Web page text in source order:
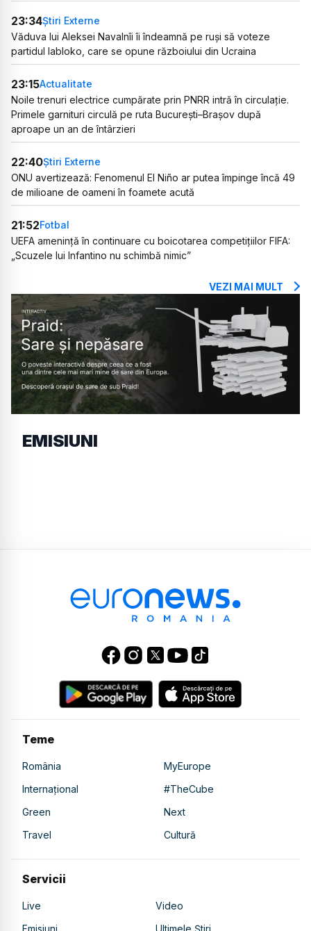
23:34Știri Externe
Văduva lui Aleksei Navalnîi îi îndeamnă pe ruși să voteze
partidul Iabloko, care se opune războiului din Ucraina
23:15Actualitate
Noile trenuri electrice cumpărate prin PNRR intră în circulație.
Primele garnituri circulă pe ruta București–Brașov după
aproape un an de întârzieri
22:40Știri Externe
ONU avertizează: Fenomenul El Niño ar putea împinge încă 49
de milioane de oameni în foamete acută
21:52Fotbal
UEFA amenință în continuare cu boicotarea competițiilor FIFA:
„Scuzele lui Infantino nu schimbă nimic”
VEZI MAI MULT
EMISIUNI
Teme
România
MyEurope
Internațional
#TheCube
Green
Next
Travel
Cultură
Servicii
Live
Video